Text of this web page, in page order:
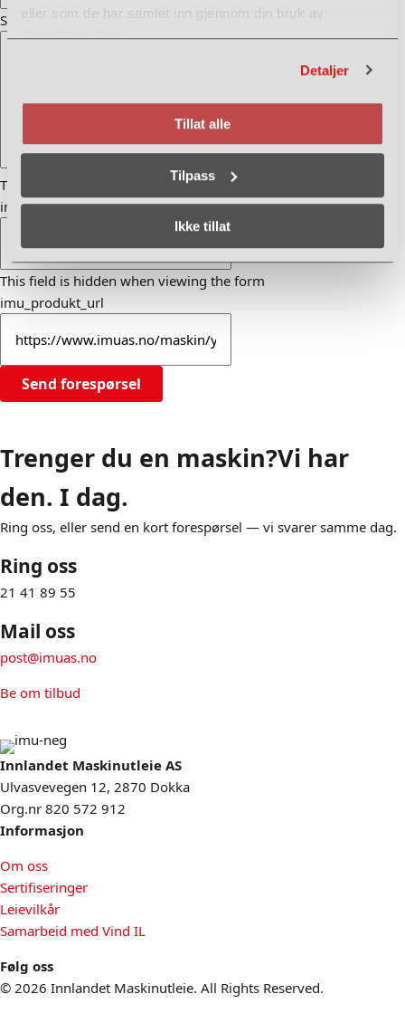
eller som de har samlet inn gjennom din bruk av
tjenestene deres.
Detaljer
Tillat alle
Tilpass
Ikke tillat
Spørsmål / henvendelse
This field is hidden when viewing the form
imu_produkt
This field is hidden when viewing the form
imu_produkt_url
Send forespørsel
Trenger du en maskin?Vi har
den. I dag.
Ring oss, eller send en kort forespørsel — vi svarer samme dag.
Ring oss
21 41 89 55
Mail oss
post@imuas.no
Be om tilbud
Innlandet Maskinutleie AS
Ulvasvevegen 12, 2870 Dokka
Org.nr 820 572 912
Informasjon
Om oss
Sertifiseringer
Leievilkår
Samarbeid med Vind IL
Følg oss
© 2026 Innlandet Maskinutleie. All Rights Reserved.